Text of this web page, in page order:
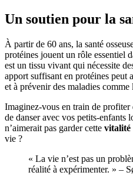
Un soutien pour la
À partir de 60 ans, la santé
protéines jouent un rôle essentiel
est un tissu vivant qui nécessite
apport suffisant en protéines peut
et à prévenir des maladies comme
Imaginez-vous en train de profiter
de danser avec vos petits-enfants
n’aimerait pas garder cette vitalité
vie ?
« La vie n’est pas un
réalité à expérimenter. » –